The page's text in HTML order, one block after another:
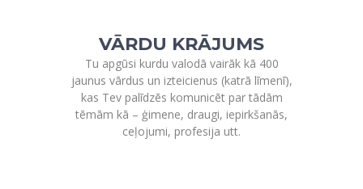
VĀRDU KRĀJUMS
Tu apgūsi kurdu valodā vairāk kā 400
jaunus vārdus un izteicienus (katrā līmenī),
kas Tev palīdzēs komunicēt par tādām
tēmām kā – ģimene, draugi, iepirkšanās,
ceļojumi, profesija utt.